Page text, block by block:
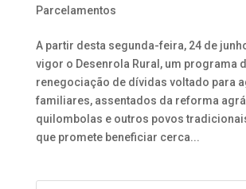
Parcelamentos
A partir desta segunda-feira, 24 de
vigor o Desenrola Rural, um programa
renegociação de dívidas voltado para
familiares, assentados da reforma
quilombolas e outros povos
que promete beneficiar cerca...